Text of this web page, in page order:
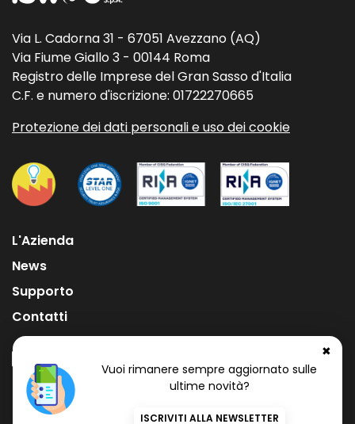
✖
Vuoi rimanere sempre aggiornato sulle
ultime novità?
ISCRIVITI ALLA NEWSLETTER
Via L. Cadorna 31 - 67051 Avezzano (AQ)
Via Fiume Giallo 3 - 00144 Roma
Registro delle Imprese del Gran Sasso d'Italia
C.F. e numero d'iscrizione: 01722270665
Protezione dei dati personali e uso dei cookie
L'Azienda
News
Supporto
Contatti
Numero Verde Gratuito
800 97 34 34